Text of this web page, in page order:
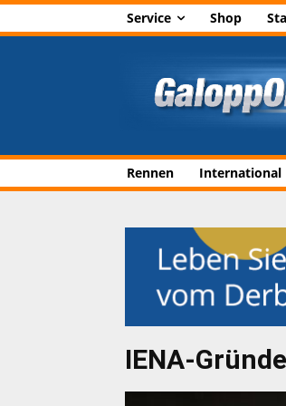
Service Shop
Rennen International
IENA-